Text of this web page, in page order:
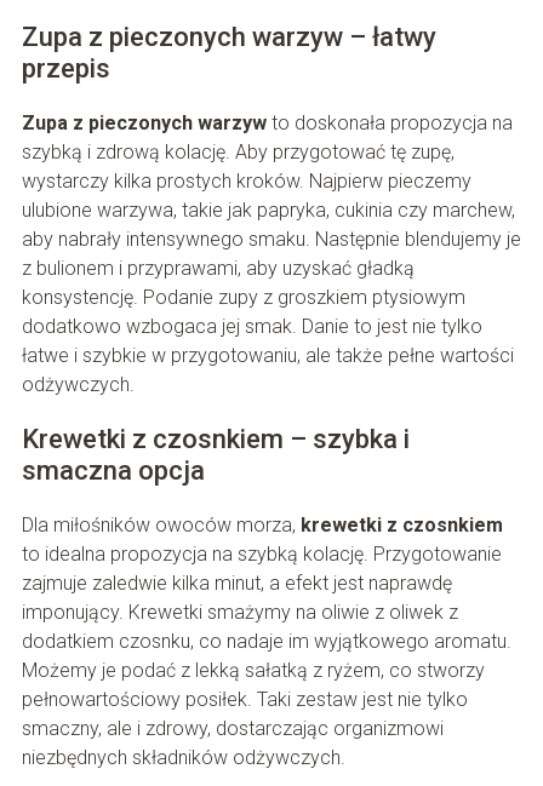
Zupa z pieczonych warzyw – łatwy
przepis
Zupa z pieczonych warzywto doskonała propozycja na
szybką i zdrową kolację. Aby przygotować tę zupę,
wystarczy kilka prostych kroków. Najpierw pieczemy
ulubione warzywa, takie jak papryka, cukinia czy marchew,
aby nabrały intensywnego smaku. Następnie blendujemy je
z bulionem i przyprawami, aby uzyskać gładką
konsystencję. Podanie zupy z groszkiem ptysiowym
dodatkowo wzbogaca jej smak. Danie to jest nie tylko
łatwe i szybkie w przygotowaniu, ale także pełne wartości
odżywczych.
Krewetki z czosnkiem – szybka i
smaczna opcja
Dla miłośników owoców morza, krewetki z czosnkiem
to idealna propozycja na szybką kolację. Przygotowanie
zajmuje zaledwie kilka minut, a efekt jest naprawdę
imponujący. Krewetki smażymy na oliwie z oliwek z
dodatkiem czosnku, co nadaje im wyjątkowego aromatu.
Możemy je podać z lekką sałatką z ryżem, co stworzy
pełnowartościowy posiłek. Taki zestaw jest nie tylko
smaczny, ale i zdrowy, dostarczając organizmowi
niezbędnych składników odżywczych.